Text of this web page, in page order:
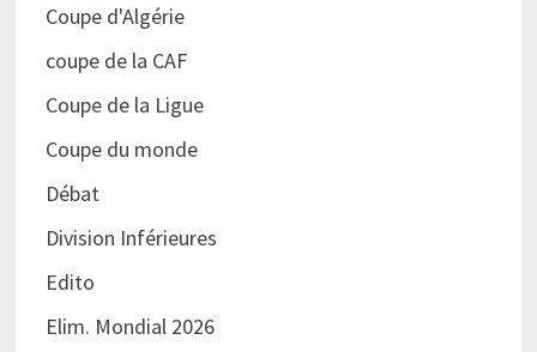
Coupe d'Algérie
coupe de la CAF
Coupe de la Ligue
Coupe du monde
Débat
Division Inférieures
Edito
Elim. Mondial 2026